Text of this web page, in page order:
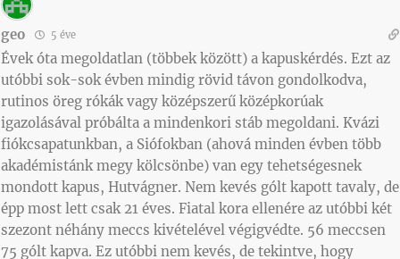
geo 5 éve
Évek óta megoldatlan (többek között) a kapuskérdés. Ezt az
utóbbi sok-sok évben mindig rövid távon gondolkodva,
rutinos öreg rókák vagy középszerű középkorúak
igazolásával próbálta a mindenkori stáb megoldani. Kvázi
fiókcsapatunkban, a Siófokban (ahová minden évben több
akadémistánk megy kölcsönbe) van egy tehetségesnek
mondott kapus, Hutvágner. Nem kevés gólt kapott tavaly, de
épp most lett csak 21 éves. Fiatal kora ellenére az utóbbi két
szezont néhány meccs kivételével végigvédte. 56 meccsen
75 gólt kapva. Ez utóbbi nem kevés, de tekintve, hogy